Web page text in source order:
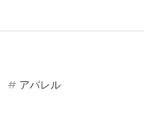
アパレル